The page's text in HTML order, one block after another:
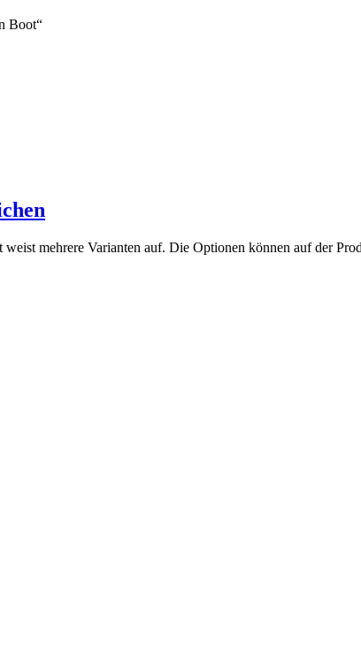
Boot“
weist mehrere Varianten auf. Die Optionen können auf der